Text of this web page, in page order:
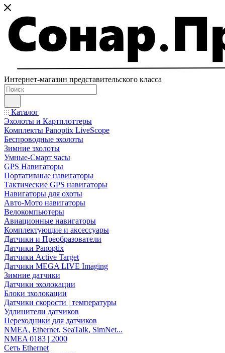
Интернет-магазин представительского класса
Каталог
Эхолоты и Картплоттеры
Комплекты Panoptix LiveScope
Беспроводные эхолоты
Зимние эхолоты
Умные-Смарт часы
GPS Навигаторы
Портативные навигаторы
Тактические GPS навигаторы
Навигаторы для охоты
Авто-Мото навигаторы
Велокомпьютеры
Авиационные навигаторы
Комплектующие и аксессуары
Датчики и Преобразователи
Датчики Panoptix
Датчики Active Target
Датчики MEGA LIVE Imaging
Зимние датчики
Датчики эхолокации
Блоки эхолокации
Датчики скорости | температуры
Удлинители датчиков
Переходники для датчиков
NMEA, Ethernet, SeaTalk, SimNet...
NMEA 0183 | 2000
Сеть Ethernet